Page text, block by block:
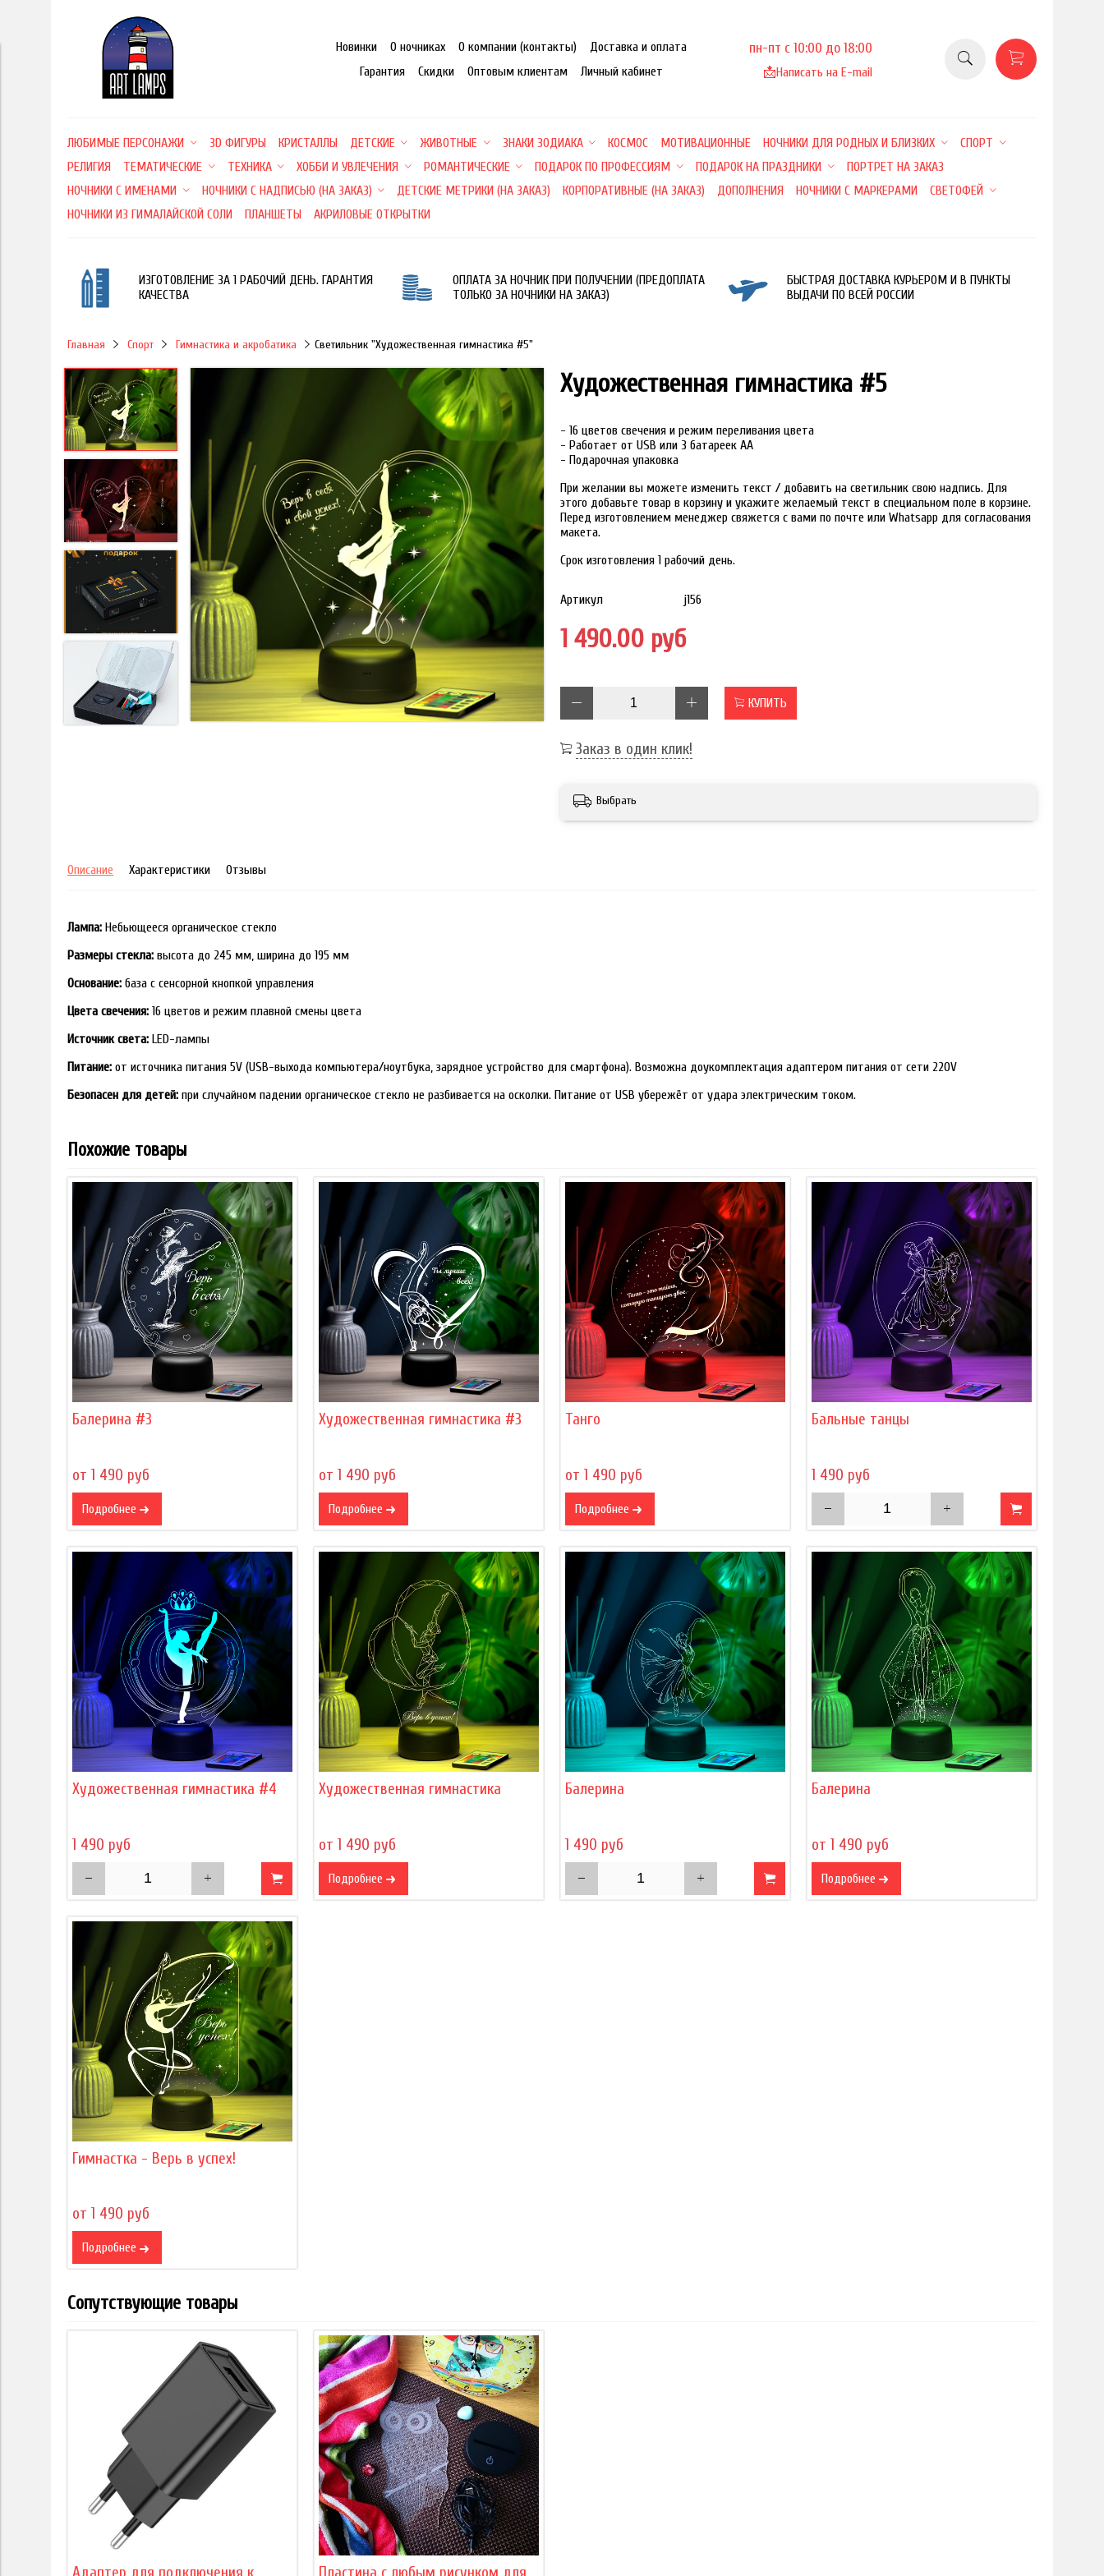
Новинки О ночниках О компании (контакты)
Доставка и оплата
Гарантия
Скидки Оптовым клиентам Личный кабинет
пн-пт с 10:00 до 18:00
📩Написать на E-mail
ЛЮБИМЫЕ ПЕРСОНАЖИ 3D ФИГУРЫ КРИСТАЛЛЫ ДЕТСКИЕ ЖИВОТНЫЕ ЗНАКИ ЗОДИАКА КОСМОС МОТИВАЦИОННЫЕ НОЧНИКИ ДЛЯ РОДНЫХ И БЛИЗКИХ
СПОРТ
РЕЛИГИЯ
ТЕМАТИЧЕСКИЕ ТЕХНИКА ХОББИ И УВЛЕЧЕНИЯ РОМАНТИЧЕСКИЕ ПОДАРОК ПО ПРОФЕССИЯМ ПОДАРОК НА ПРАЗДНИКИ
ПОРТРЕТ НА ЗАКАЗ
НОЧНИКИ С ИМЕНАМИ
НОЧНИКИ С НАДПИСЬЮ (НА ЗАКАЗ) ДЕТСКИЕ МЕТРИКИ (НА ЗАКАЗ) КОРПОРАТИВНЫЕ (НА ЗАКАЗ) ДОПОЛНЕНИЯ НОЧНИКИ С МАРКЕРАМИ
СВЕТОФЕЙ
НОЧНИКИ ИЗ ГИМАЛАЙСКОЙ СОЛИ
ПЛАНШЕТЫ АКРИЛОВЫЕ ОТКРЫТКИ
ИЗГОТОВЛЕНИЕ ЗА 1 РАБОЧИЙ ДЕНЬ. ГАРАНТИЯ
КАЧЕСТВА
ОПЛАТА ЗА НОЧНИК ПРИ ПОЛУЧЕНИИ (ПРЕДОПЛАТА
ТОЛЬКО ЗА НОЧНИКИ НА ЗАКАЗ)
БЫСТРАЯ ДОСТАВКА КУРЬЕРОМ И В ПУНКТЫ
ВЫДАЧИ ПО ВСЕЙ РОССИИ
Главная Спорт Гимнастика и акробатика Светильник "Художественная гимнастика #5"
Художественная гимнастика #5
- 16 цветов свечения и режим переливания цвета
- Работает от USB или 3 батареек АА
- Подарочная упаковка
При желании вы можете изменить текст / добавить на светильник свою надпись. Для
этого добавьте товар в корзину и укажите желаемый текст в специальном поле в корзине.
Перед изготовлением менеджер свяжется с вами по почте или Whatsapp для согласования
макета.
Срок изготовления 1 рабочий день.
Артикул j156
1 490.00 руб
КУПИТЬ
Заказ в один клик!
Выбрать
Описание Характеристики Отзывы
Лампа: Небьющееся органическое стекло
Размеры стекла: высота до 245 мм, ширина до 195 мм
Основание: база с сенсорной кнопкой управления
Цвета свечения: 16 цветов и режим плавной смены цвета
Источник света: LED-лампы
Питание: от источника питания 5V (USB-выхода компьютера/ноутбука, зарядное устройство для смартфона). Возможна доукомплектация адаптером питания от сети 220V
Безопасен для детей: при случайном падении органическое стекло не разбивается на осколки. Питание от USB убережёт от удара электрическим током.
Похожие товары
Балерина #3
от 1 490 руб
Подробнее
Художественная гимнастика #3
от 1 490 руб
Подробнее
Танго
от 1 490 руб
Подробнее
Бальные танцы
1 490 руб
Художественная гимнастика #4
1 490 руб
Художественная гимнастика
от 1 490 руб
Подробнее
Балерина
1 490 руб
Балерина
от 1 490 руб
Подробнее
Гимнастка - Верь в успех!
от 1 490 руб
Подробнее
Сопутствующие товары